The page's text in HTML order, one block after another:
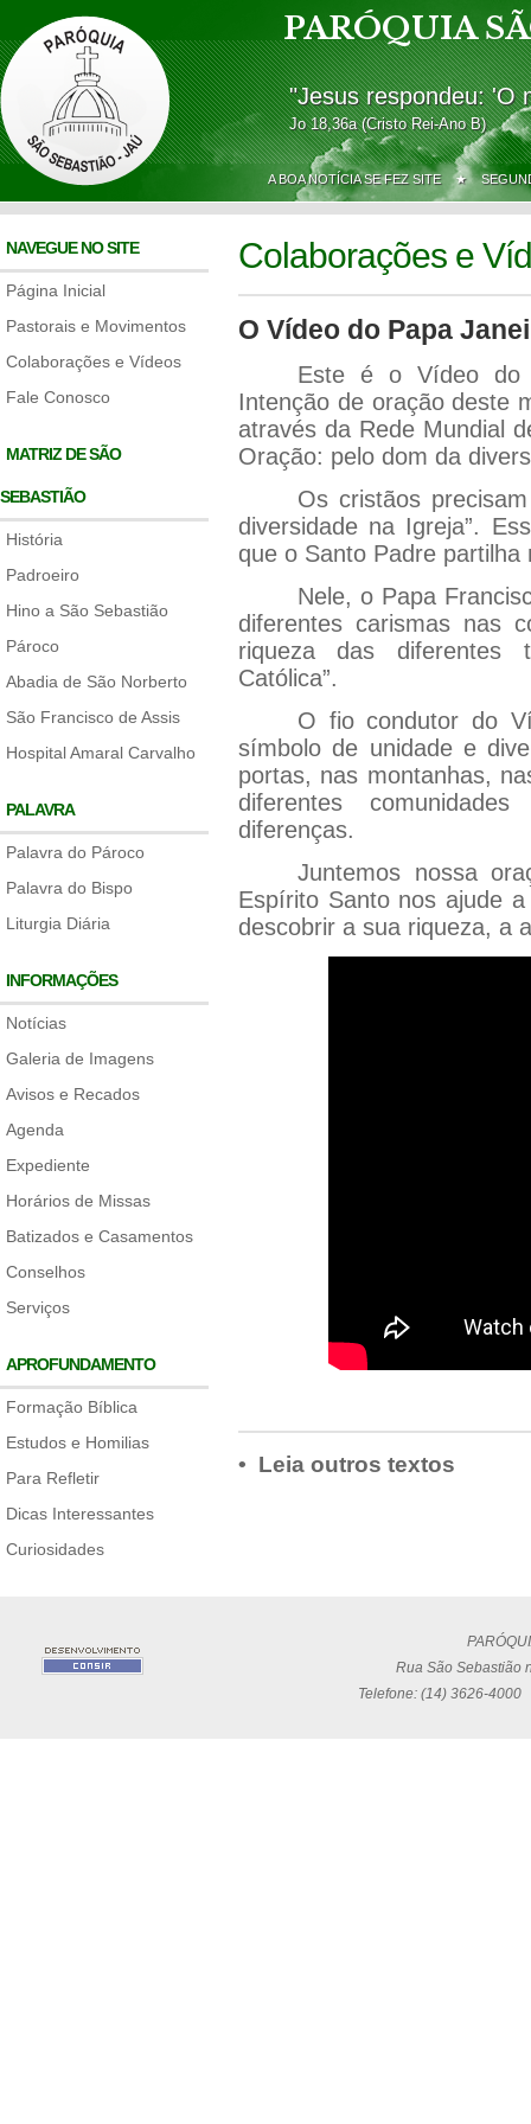
PARÓQUIA
"Jesus respondeu: 'O
Jo 18,36a (Cristo Rei-Ano B)
A BOA NOTÍCIA SE FEZ SITE ★
NAVEGUE NO SITE
Página Inicial
Pastorais e Movimentos
Colaborações e Vídeos
Fale Conosco
MATRIZ DE SÃO
SEBASTIÃO
História
Padroeiro
Hino a São Sebastião
Pároco
Abadia de São Norberto
São Francisco de Assis
Hospital Amaral Carvalho
PALAVRA
Palavra do Pároco
Palavra do Bispo
Liturgia Diária
INFORMAÇÕES
Notícias
Galeria de Imagens
Avisos e Recados
Agenda
Expediente
Horários de Missas
Batizados e Casamentos
Conselhos
Serviços
APROFUNDAMENTO
Formação Bíblica
Estudos e Homilias
Para Refletir
Dicas Interessantes
Curiosidades
Colaborações e
O Vídeo do Papa
Este é o Vídeo do
Intenção de oração deste
através da Rede Mundial
Oração: pelo dom da
Os cristãos
diversidade na Igreja”.
que o Santo Padre
Nele, o Papa
diferentes carismas nas
riqueza das diferentes
Católica”.
O fio condutor do
símbolo de unidade e
portas, nas montanhas,
diferentes
diferenças.
Juntemos nossa
Espírito Santo nos ajude
descobrir a sua riqueza, a
• Leia outros textos
Rua São Sebastião
Telefone: (14) 3626-